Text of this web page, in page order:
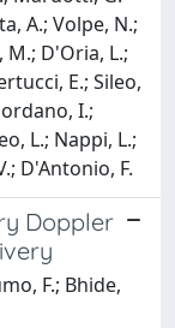
A.; Volpe, N.;
D'Oria, L.;
E.; Sileo,
I.;
L.; Nappi, L.;
D'Antonio, F.
Doppler
F.; Bhide,